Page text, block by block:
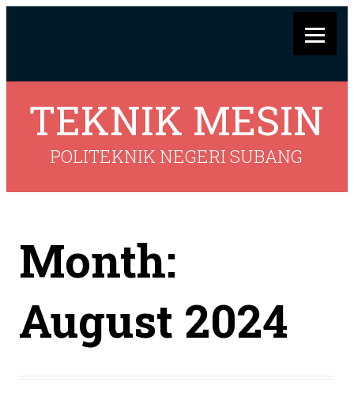
TEKNIK MESIN
POLITEKNIK NEGERI SUBANG
Month:
August 2024